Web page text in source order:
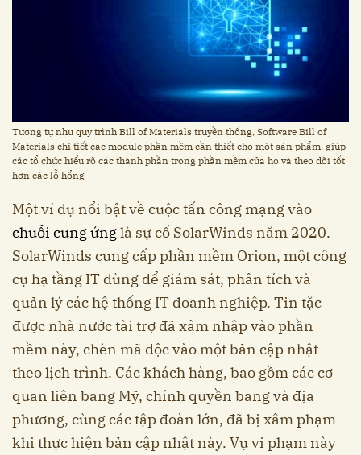
Tương tự như quy trình Bill of Materials truyền thống, Software Bill of
Materials chi tiết các module phần mềm cần thiết cho một sản phẩm, giúp
các tổ chức hiểu rõ các thành phần trong phần mềm của họ và theo dõi tốt
hơn các lỗ hổng
Một ví dụ nổi bật về cuộc tấn công mạng vào
chuỗi cung ứnglà sự cố SolarWinds năm 2020.
SolarWinds cung cấp phần mềm Orion, một công
cụ hạ tầng IT dùng để giám sát, phân tích và
quản lý các hệ thống IT doanh nghiệp. Tin tặc
được nhà nước tài trợ đã xâm nhập vào phần
mềm này, chèn mã độc vào một bản cập nhật
theo lịch trình. Các khách hàng, bao gồm các cơ
quan liên bang Mỹ, chính quyền bang và địa
phương, cùng các tập đoàn lớn, đã bị xâm phạm
khi thực hiện bản cập nhật này. Vụ vi phạm này